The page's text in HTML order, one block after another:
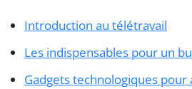
Introduction au télétravail
Les indispensables pour un
Gadgets technologiques pour